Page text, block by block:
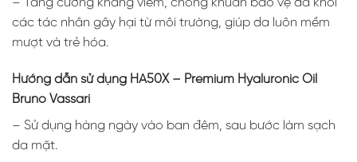
– Tăng cường kháng viêm, chống khuẩn bảo vệ da khỏi
các tác nhân gây hại từ môi trường, giúp da luôn mềm
mượt và trẻ hóa.
Hướng dẫn sử dụng HA50X – Premium Hyaluronic Oil
Bruno Vassari
– Sử dụng hàng ngày vào ban đêm, sau bước làm sạch
da mặt.